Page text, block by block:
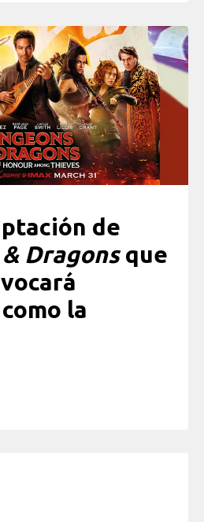
de
Dragonsque
la